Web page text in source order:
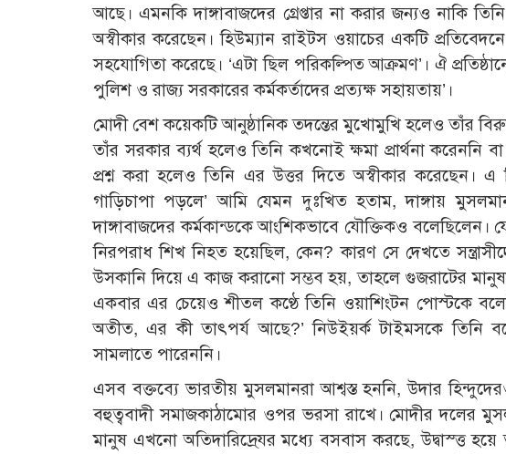
আছে। এমনকি দাঙ্গাবাজদের গ্রেপ্তার না করার জন্যও নাকি
অস্বীকার করেছেন। হিউম্যান রাইটস ওয়াচের একটি
সহযোগিতা করেছে। ‘এটা ছিল পরিকল্পিত আক্রমণ’। ঐ
পুলিশ ও রাজ্য সরকারের কর্মকর্তাদের প্রত্যক্ষ সহায়তায়’।
মোদী বেশ কয়েকটি আনুষ্ঠানিক তদন্তের মুখোমুখি হলেও তাঁর
তাঁর সরকার ব্যর্থ হলেও তিনি কখনোই ক্ষমা প্রার্থনা করেননি
প্রশ্ন করা হলেও তিনি এর উত্তর দিতে অস্বীকার করেছেন।
গাড়িচাপা পড়লে’ আমি যেমন দুঃখিত হতাম, দাঙ্গায়
দাঙ্গাবাজদের কর্মকান্ডকে আংশিকভাবে যৌক্তিকও বলেছিলেন।
নিরপরাধ শিখ নিহত হয়েছিল, কেন? কারণ সে দেখতে
উসকানি দিয়ে এ কাজ করানো সম্ভব হয়, তাহলে গুজরাটের
একবার এর চেয়েও শীতল কণ্ঠে তিনি ওয়াশিংটন পোস্টকে
অতীত, এর কী তাৎপর্য আছে?’ নিউইয়র্ক টাইমসকে তিনি
সামলাতে পারেননি।
এসব বক্তব্যে ভারতীয় মুসলমানরা আশ্বস্ত হননি, উদার
বহুত্ববাদী সমাজকাঠামোর ওপর ভরসা রাখে। মোদীর দলের
মানুষ এখনো অতিদারিদ্রে্যর মধ্যে বসবাস করছে, উদ্বাস্ত্ত হয়ে